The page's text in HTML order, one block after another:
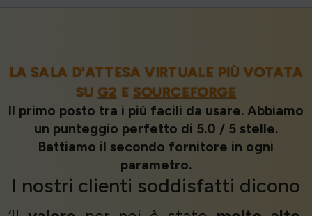
LA SALA D'ATTESA VIRTUALE PIÙ VOTATA
SUG2 E SOURCEFORGE
Il primo posto tra i più facili da usare. Abbiamo
un punteggio perfetto di 5.0 / 5 stelle.
Battiamo il secondo fornitore in ogni
parametro.
I nostri clienti soddisfatti dicono